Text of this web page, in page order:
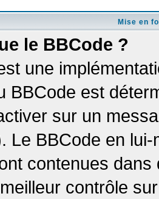
Mise en
le BBCode ?
une
BBCode est
sur un
Le BBCode en
contenues
contrôle